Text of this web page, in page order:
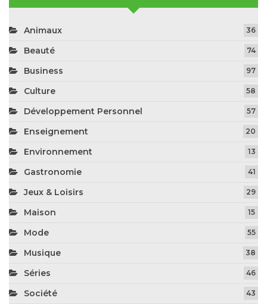
Animaux 36
Beauté 74
Business 97
Culture 58
Développement Personnel 57
Enseignement 20
Environnement 13
Gastronomie 41
Jeux & Loisirs 29
Maison 15
Mode 55
Musique 38
Séries 46
Société 43